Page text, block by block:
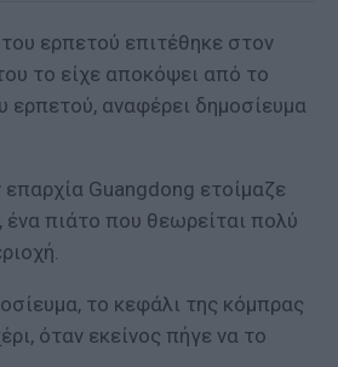
ερπετού επιτέθηκε στον
το είχε αποκόψει από το
αναφέρει δημοσίευμα
Guangdong ετοίμαζε
πιάτο που θεωρείται πολύ
το κεφάλι της κόμπρας
όταν εκείνος πήγε να το